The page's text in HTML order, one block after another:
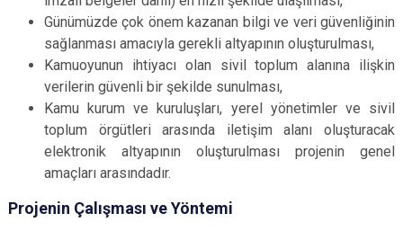
Günümüzde çok önem kazanan bilgi ve veri güvenliğinin
sağlanması amacıyla gerekli altyapının oluşturulması,
Kamuoyunun ihtiyacı olan sivil toplum alanına ilişkin
verilerin güvenli bir şekilde sunulması,
Kamu kurum ve kuruluşları, yerel yönetimler ve sivil
toplum örgütleri arasında iletişim alanı oluşturacak
elektronik altyapının oluşturulması projenin genel
amaçları arasındadır.
Projenin Çalışması ve Yöntemi